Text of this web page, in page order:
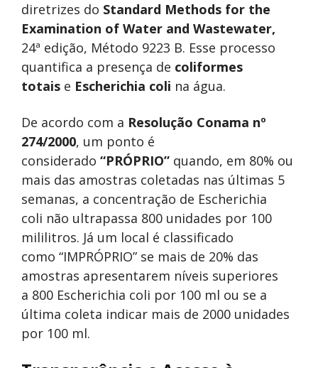
diretrizes do Standard Methods for the
Examination of Water and Wastewater,
24ª edição, Método 9223 B. Esse processo
quantifica a presença de coliformes
totais e Escherichia coli na água.
De acordo com a Resolução Conama nº
274/2000, um ponto é
considerado “PRÓPRIO” quando, em 80% ou
mais das amostras coletadas nas últimas 5
semanas, a concentração de Escherichia
coli não ultrapassa 800 unidades por 100
mililitros. Já um local é classificado
como “IMPRÓPRIO” se mais de 20% das
amostras apresentarem níveis superiores
a 800 Escherichia coli por 100 ml ou se a
última coleta indicar mais de 2000 unidades
por 100 ml.